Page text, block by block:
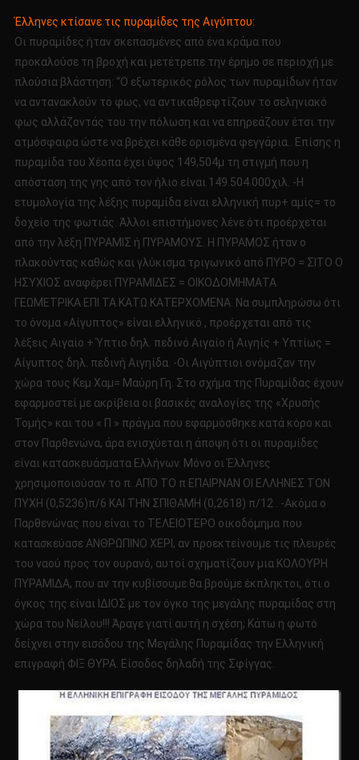
Έλληνες κτίσανε τις πυραμίδες της Αιγύπτου:
Οι πυραμίδες ήταν σκεπασμένες από ένα κράμα που
προκαλούσε τη βροχή και μετέτρεπε την έρημο σε περιοχή με
πλούσια βλάστηση: “Ο εξωτερικός ρόλος των πυραμίδων ήταν
να αντανακλούν το φως, να αντικαθρεφτίζουν το σεληνιακό
φως αλλάζοντάς του την πόλωση και να επηρεάζουν έτσι την
ατμόσφαιρα ώστε να βρέχει κάθε ορισμένα φεγγάρια.. Επίσης η
πυραμίδα του Χέοπα έχει ύψος 149,504μ τη στιγμή που η
απόσταση της γης από τον ήλιο είναι 149.504.000χιλ. -Η
ετυμολογία της λέξης πυραμίδα είναι ελληνική πυρ+ αμίς= το
δοχείο της φωτιάς. Άλλοι επιστήμονες λένε ότι προέρχεται
από την λέξη ΠΥΡΑΜΙΣ ή ΠΥΡΑΜΟΥΣ. Η ΠΥΡΑΜΟΣ ήταν ο
πλακούντας καθώς και γλύκισμα τριγωνικό από ΠΥΡΟ = ΣΙΤΟ Ο
ΗΣΥΧΙΟΣ αναφέρει ΠΥΡΑΜΙΔΕΣ = ΟΙΚΟΔΟΜΗΜΑΤΑ
ΓΕΩΜΕΤΡΙΚΑ ΕΠΙ ΤΑ ΚΑΤΩ ΚΑΤΕΡΧΟΜΕΝΑ. Να συμπληρώσω ότι
το όνομα «Αίγυπτος» είναι ελληνικό , προέρχεται από τις
λέξεις Αιγαίο + Ύπτιο δηλ. πεδινό Αιγαίο ή Αιγηίς + Υπτίως =
Αίγυπτος δηλ. πεδινή Αιγηίδα. -Οι Αιγύπτιοι ονόμαζαν την
χώρα τους Κεμ Χαμ= Μαύρη Γη. Στο σχήμα της Πυραμίδας έχουν
εφαρμοστεί με ακρίβεια οι βασικές αναλογίες της «Χρυσής
Τομής» και του « Π » πράγμα που εφαρμόσθηκε κατά κόρο και
στον Παρθενώνα, άρα ενισχύεται η άποψη ότι οι πυραμίδες
είναι κατασκευάσματα Ελλήνων. Μόνο οι Έλληνες
χρησιμοποιούσαν το π. ΑΠΌ ΤΟ π ΕΠΑΙΡΝΑΝ ΟΙ ΕΛΛΗΝΕΣ ΤΟΝ
ΠΥΧΗ (0,5236)π/6 ΚΑΙ ΤΗΝ ΣΠΙΘΑΜΗ (0,2618) π/12 . -Ακόμα ο
Παρθενώνας που είναι το ΤΕΛΕΙΟΤΕΡΟ οικοδόμημα που
κατασκεύασε ΑΝΘΡΩΠΙΝΟ ΧΕΡΙ, αν προεκτείνουμε τις πλευρές
του ναού προς τον ουρανό, αυτοί σχηματίζουν μια ΚΟΛΟΥΡΗ
ΠΥΡΑΜΙΔΑ, που αν την κυβίσουμε θα βρούμε έκπληκτοι, ότι ο
όγκος της είναι ΙΔΙΟΣ με τον όγκο της μεγάλης πυραμίδας στη
χώρα του Νείλου!!! Άραγε γιατί αυτή η σχέση; Κάτω η φωτό
δείχνει στην εισόδου της Μεγάλης Πυραμίδας την Ελληνική
επιγραφή ΦΙΞ ΘΥΡΑ. Είσοδος δηλαδή της Σφίγγας.